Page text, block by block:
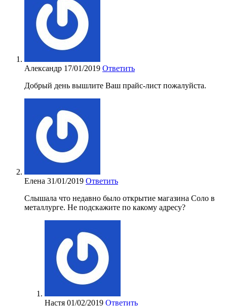
Александр 17/01/2019 Ответить
Добрый день вышлите Ваш прайс-лист пожалуйста.
Елена 31/01/2019 Ответить
Слышала что недавно было открытие магазина Соло в
металлурге. Не подскажите по какому адресу?
Настя 01/02/2019 Ответить